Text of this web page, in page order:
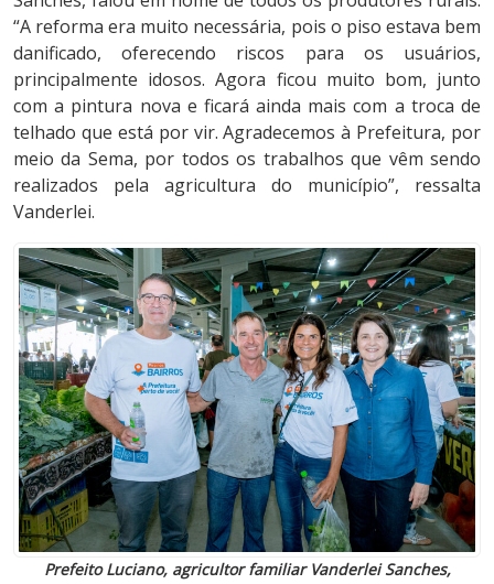
“A reforma era muito necessária, pois o piso estava bem
danificado, oferecendo riscos para os usuários,
principalmente idosos. Agora ficou muito bom, junto
com a pintura nova e ficará ainda mais com a troca de
telhado que está por vir. Agradecemos à Prefeitura, por
meio da Sema, por todos os trabalhos que vêm sendo
realizados pela agricultura do município”, ressalta
Vanderlei.
Prefeito Luciano, agricultor familiar Vanderlei Sanches,